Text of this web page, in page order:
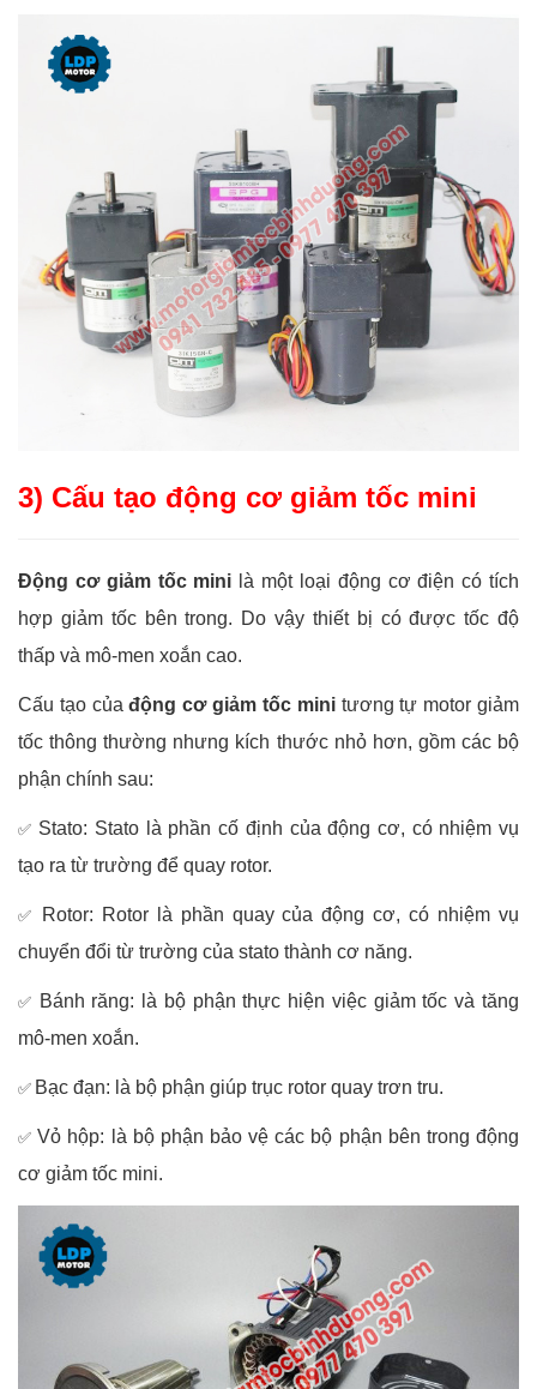
3) Cấu tạo động cơ giảm tốc mini
Động cơ giảm tốc mini là một loại động cơ điện có tích
hợp giảm tốc bên trong. Do vậy thiết bị có được tốc độ
thấp và mô-men xoắn cao.
Cấu tạo củađộng cơ giảm tốc mini tương tự motor giảm
tốc thông thường nhưng kích thước nhỏ hơn, gồm các bộ
phận chính sau:
✅ Stato: Stato là phần cố định của động cơ, có nhiệm vụ
tạo ra từ trường để quay rotor.
✅
Rotor: Rotor là phần quay của động cơ, có nhiệm vụ
chuyển đổi từ trường của stato thành cơ năng.
✅ Bánh răng: là bộ phận thực hiện việc giảm tốc và tăng
mô-men xoắn.
✅ Bạc đạn: là bộ phận giúp trục rotor quay trơn tru.
✅Vỏ hộp: là bộ phận bảo vệ các bộ phận bên trong động
cơ giảm tốc mini.